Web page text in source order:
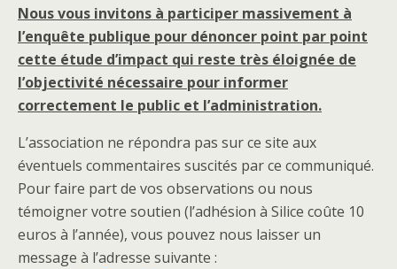
Nous vous invitons à participer massivement à
l’enquête publique pour dénoncer point par point
cette étude d’impact qui reste très éloignée de
l’objectivité nécessaire pour informer
correctement le public et l’administration.
L’association ne répondra pas sur ce site aux
éventuels commentaires suscités par ce communiqué.
Pour faire part de vos observations ou nous
témoigner votre soutien (l’adhésion à Silice coûte 10
euros à l’année), vous pouvez nous laisser un
message à l’adresse suivante :